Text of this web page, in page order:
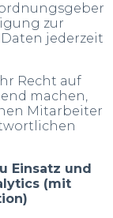
zur
jederzeit
Recht auf
machen,
Mitarbeiter
Einsatz und
(mit